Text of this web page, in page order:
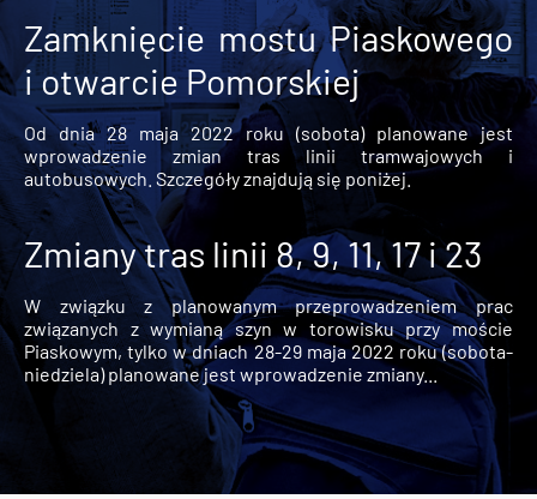
Zamknięcie mostu Piaskowego
i otwarcie Pomorskiej
Od dnia 28 maja 2022 roku (sobota) planowane jest
wprowadzenie zmian tras linii tramwajowych i
autobusowych. Szczegóły znajdują się poniżej.
Zmiany tras linii 8, 9, 11, 17 i 23
W związku z planowanym przeprowadzeniem prac
związanych z wymianą szyn w torowisku przy moście
Piaskowym, tylko w dniach 28-29 maja 2022 roku (sobota-
niedziela) planowane jest wprowadzenie zmiany...